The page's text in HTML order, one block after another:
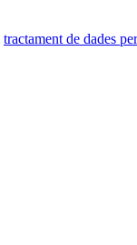
tractament de dades